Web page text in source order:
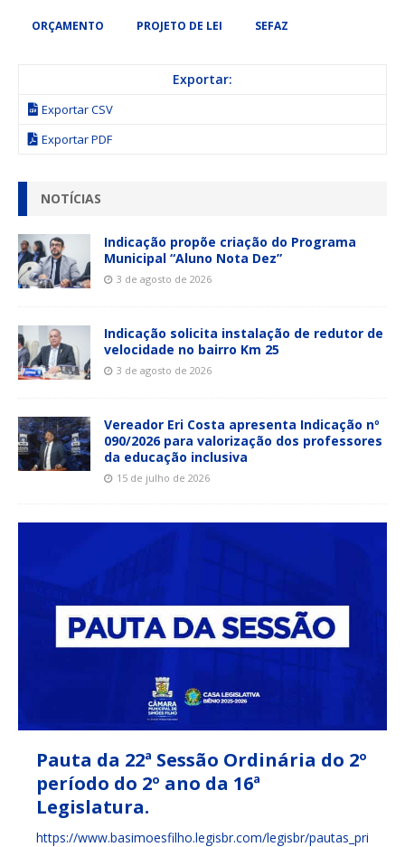
ORÇAMENTO PROJETO DE LEI SEFAZ
Exportar:
Exportar CSV
Exportar PDF
NOTÍCIAS
Indicação propõe criação do Programa
Municipal “Aluno Nota Dez”
3 de agosto de 2026
Indicação solicita instalação de redutor de
velocidade no bairro Km 25
3 de agosto de 2026
Vereador Eri Costa apresenta Indicação nº
090/2026 para valorização dos professores
da educação inclusiva
15 de julho de 2026
Pauta da 22ª Sessão Ordinária do 2º
período do 2º ano da 16ª
Legislatura.
https://www.basimoesfilho.legisbr.com/legisbr/pautas_pri